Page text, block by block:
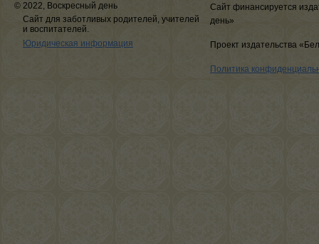
© 2022, Воскресный день
Сайт для заботливых родителей, учителей
и воспитателей.
Юридическая информация
Сайт финансируется
день»
Проект издательства
Политика